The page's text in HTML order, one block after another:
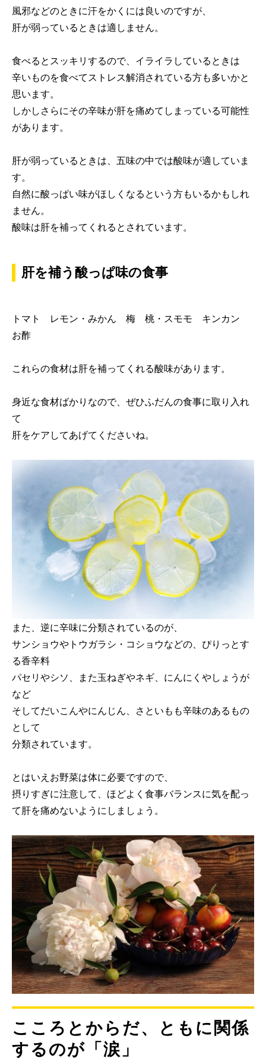
風邪などのときに汗をかくには良いのですが、
肝が弱っているときは適しません。
食べるとスッキリするので、イライラしているときは
辛いものを食べてストレス解消されている方も多いかと
思います。
しかしさらにその辛味が肝を痛めてしまっている可能性
があります。
肝が弱っているときは、五味の中では酸味が適していま
す。
自然に酸っぱい味がほしくなるという方もいるかもしれ
ません。
酸味は肝を補ってくれるとされています。
肝を補う酸っぱ味の食事
トマト レモン・みかん 梅 桃・スモモ キンカン
お酢
これらの食材は肝を補ってくれる酸味があります。
身近な食材ばかりなので、ぜひふだんの食事に取り入れ
て
肝をケアしてあげてくださいね。
また、逆に辛味に分類されているのが、
サンショウやトウガラシ・コショウなどの、ぴりっとす
る香辛料
パセリやシソ、また玉ねぎやネギ、にんにくやしょうが
など
そしてだいこんやにんじん、さといもも辛味のあるもの
として
分類されています。
とはいえお野菜は体に必要ですので、
摂りすぎに注意して、ほどよく食事バランスに気を配っ
て肝を痛めないようにしましょう。
こころとからだ、ともに関係
するのが「涙」